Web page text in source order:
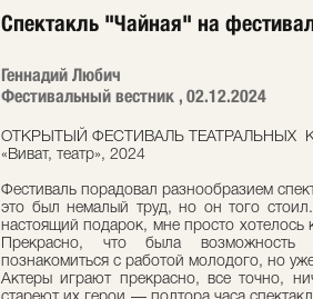
Спектакль "Чайная" на
Геннадий Любич
Фестивальный вестник , 02.12.2024
ОТКРЫТЫЙ ФЕСТИВАЛЬ ТЕАТРАЛЬНЫХ
«Виват, театр», 2024
Фестиваль порадовал разнообразием
это был немалый труд, но он того
настоящий подарок, мне просто хотелось
Прекрасно, что была возможность
познакомиться с работой молодого, но
Актеры играют прекрасно, все точно,